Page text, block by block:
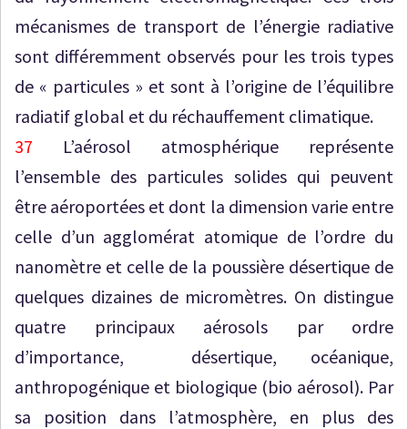
mécanismes de transport de l’énergie radiative
sont différemment observés pour les trois types
de « particules » et sont à l’origine de l’équilibre
radiatif global et du réchauffement climatique.
37 L’aérosol atmosphérique représente
l’ensemble des particules solides qui peuvent
être aéroportées et dont la dimension varie entre
celle d’un agglomérat atomique de l’ordre du
nanomètre et celle de la poussière désertique de
quelques dizaines de micromètres. On distingue
quatre principaux aérosols par ordre
d’importance, désertique, océanique,
anthropogénique et biologique (bio aérosol). Par
sa position dans l’atmosphère, en plus des